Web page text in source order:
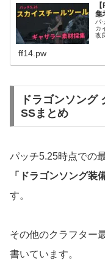
集
パ
カ
改
ff14.pw
ドラゴンソング
SSまとめ
パッチ5.25時点での
「ドラゴンソング装
す。
その他のクラフター
書いています。